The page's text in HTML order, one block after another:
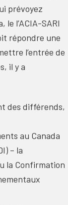
prévoyez
l’ACIA-SARI
répondre une
l’entrée de
il y a
des différends,
au Canada
– la
la Confirmation